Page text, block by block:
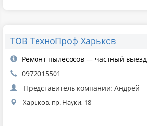
ТОВ ТехноПроф Харьков
Ремонт пылесосов — частный выезд
0972015501
Представитель компании: Андрей
Харьков, пр. Науки, 18